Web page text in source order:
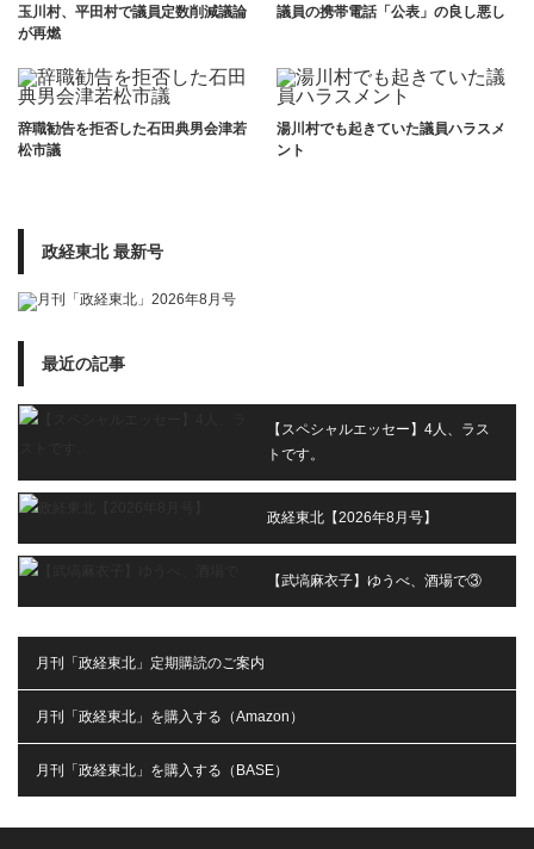
玉川村、平田村で議員定数削減議論
が再燃
議員の携帯電話「公表」の良し悪し
辞職勧告を拒否した石田典男会津若
松市議
湯川村でも起きていた議員ハラスメ
ント
政経東北 最新号
最近の記事
【スペシャルエッセー】4人、ラス
トです。
政経東北【2026年8月号】
【武塙麻衣子】ゆうべ、酒場で③
月刊「政経東北」定期購読のご案内
月刊「政経東北」を購入する（Amazon）
月刊「政経東北」を購入する（BASE）